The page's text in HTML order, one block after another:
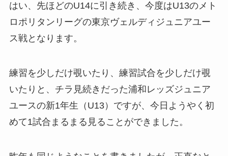
はい、先ほどのU14に引き続き、今度はU13のメト
ロポリタンリーグの東京ヴェルディジュニアユー
ス戦となります。
練習を少しだけ覗いたり、練習試合を少しだけ覗
いたりと、チラ見続きだった浦和レッズジュニア
ユースの新1年生（U13）ですが、今日ようやく初
めて1試合まるまる見ることができました。